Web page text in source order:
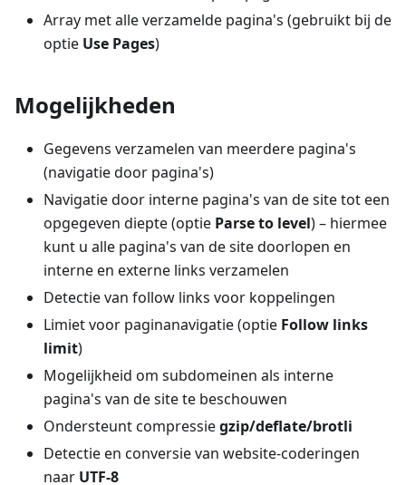
Array met alle verzamelde pagina's (gebruikt bij de
optie Use Pages)
Mogelijkheden
Gegevens verzamelen van meerdere pagina's
(navigatie door pagina's)
Navigatie door interne pagina's van de site tot een
opgegeven diepte (optie Parse to level) – hiermee
kunt u alle pagina's van de site doorlopen en
interne en externe links verzamelen
Detectie van follow links voor koppelingen
Limiet voor paginanavigatie (optie Follow links
limit)
Mogelijkheid om subdomeinen als interne
pagina's van de site te beschouwen
Ondersteunt compressiegzip/deflate/brotli
Detectie en conversie van website-coderingen
naar UTF-8